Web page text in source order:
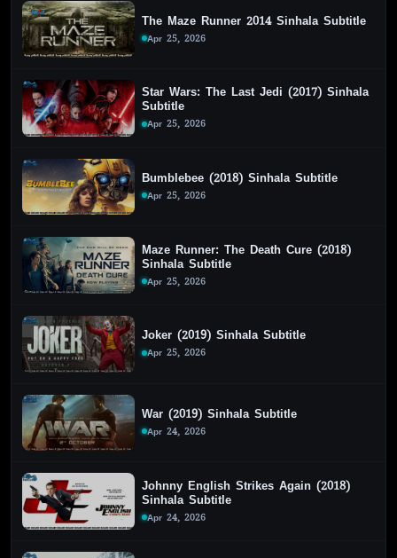
The Maze Runner 2014 Sinhala Subtitle
Apr 25, 2026
Star Wars: The Last Jedi (2017) Sinhala
Subtitle
Apr 25, 2026
Bumblebee (2018) Sinhala Subtitle
Apr 25, 2026
Maze Runner: The Death Cure (2018)
Sinhala Subtitle
Apr 25, 2026
Joker (2019) Sinhala Subtitle
Apr 25, 2026
War (2019) Sinhala Subtitle
Apr 24, 2026
Johnny English Strikes Again (2018)
Sinhala Subtitle
Apr 24, 2026